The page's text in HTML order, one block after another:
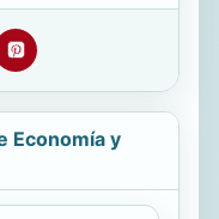
Economía y